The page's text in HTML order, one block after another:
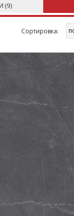
(9)
Cортировка: